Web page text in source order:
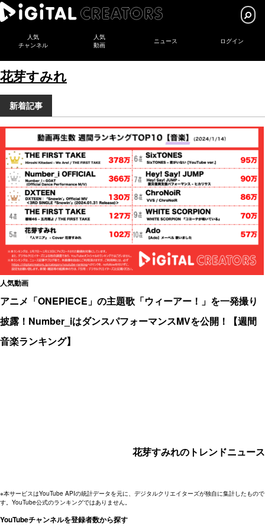
人気
チャンネル
人気
動画
ニュース ログイン
花芽すみれ
新着記事
人気動画
アニメ「ONEPIECE」の主題歌「ウィーアー！」を一発撮り
披露！Number_iはダンスパフォーマンスMVを公開！【週間
音楽ランキング】
花芽すみれのトレンドニュース
※本サービスはYouTube APIの統計データを元に、デジタルクリエイターズが独自に集計したもので
す。YouTube公式のランキングではありません。
YouTubeチャンネルを登録者数から探す